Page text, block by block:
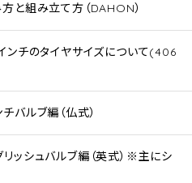
と組み立て方（DAHON）
チのタイヤサイズについて(406
ルブ編（仏式）
シュバルブ編（英式）※主にシ